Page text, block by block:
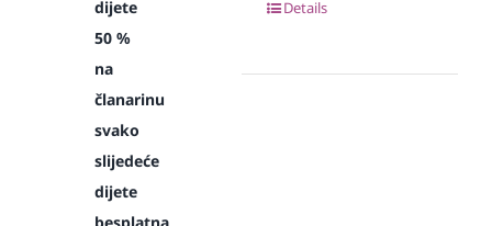
dijete
50 %
na
članarinu
svako
slijedeće
dijete
besplatna
Details